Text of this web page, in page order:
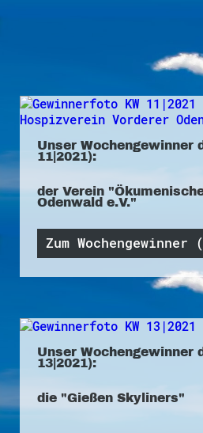
Unser Wochengewinner
11|2021):
der Verein
Odenwald e.V."
Zum Wochengewinner
Unser Wochengewinner
13|2021):
die "Gießen Skyliners"